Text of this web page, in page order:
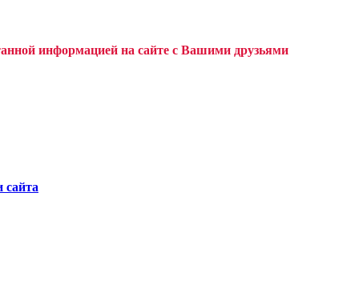
информацией на сайте с Вашими друзьями
сайта